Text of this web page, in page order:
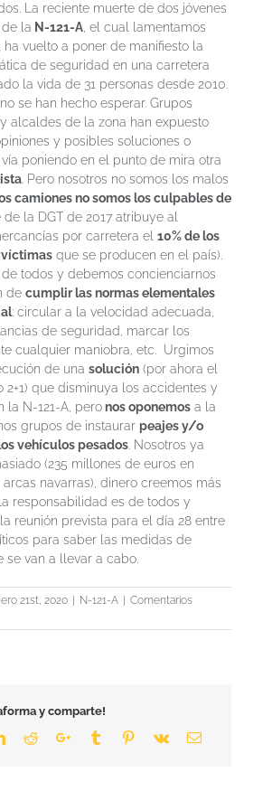
La reciente muerte de dos jóvenes
la N-121-A, el cual lamentamos
ha vuelto a poner de manifiesto la
de seguridad en una carretera
la vida de 31 personas desde 2010.
se han hecho esperar. Grupos
alcaldes de la zona han expuesto
y posibles soluciones o
poniendo en el punto de mira otra
. Pero nosotros no somos los malos
camiones no somos los culpables de
la DGT de 2017 atribuye al
por carretera el 10% de los
que se producen en el país).
todos y debemos concienciarnos
de cumplir las normas elementales
: circular a la velocidad adecuada,
de seguridad, marcar los
cualquier maniobra, etc. Urgimos
de una solución(por ahora el
que disminuya los accidentes y
la N-121-A, peronos oponemosa la
grupos de instaurar peajes y/o
vehículos pesados. Nosotros ya
(235 millones de euros en
navarras), dinero creemos más
responsabilidad es de todos y
reunión prevista para el día 28 entre
para saber las medidas de
se van a llevar a cabo.
21st, 2020 N-121-A
Comentarios
y comparte!
LinkedIn
RedditGoogle+TumblrPinterest
Vk Email